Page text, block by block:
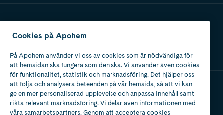
Ladda ner vår app
Apotek med tillstånd
av Läkemedelsverket
Cookies på Apohem
På Apohem använder vi oss av cookies som är nödvändiga för
att hemsidan ska fungera som den ska. Vi använder även cookies
för funktionalitet, statistik och marknadsföring. Det hjälper oss
att följa och analysera beteenden på vår hemsida, så att vi kan
ge en mer personaliserad upplevelse och anpassa innehåll samt
rikta relevant marknadsföring. Vi delar även informationen med
våra samarbetspartners. Genom att acceptera cookies